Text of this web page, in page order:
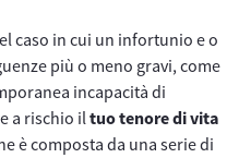
caso in cui un infortunio e o
più o meno gravi, come
incapacità di
a rischio iltuo tenore di vita
è composta da una serie di